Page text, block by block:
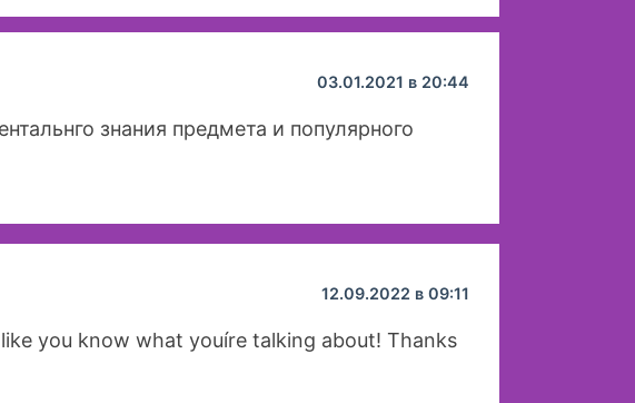
03.01.2021 в 20:44
знания предмета и популярного
12.09.2022 в 09:11
you know what youíre talking about! Thanks